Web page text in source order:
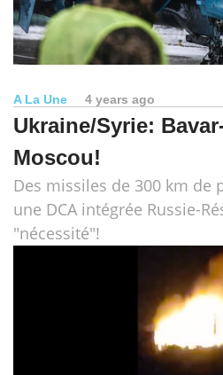
A La Une 4 years ago
Ukraine/Syrie:
Moscou!
Des missiles de 300 km de
une DCA intégrée Russie-
"nécessité"!